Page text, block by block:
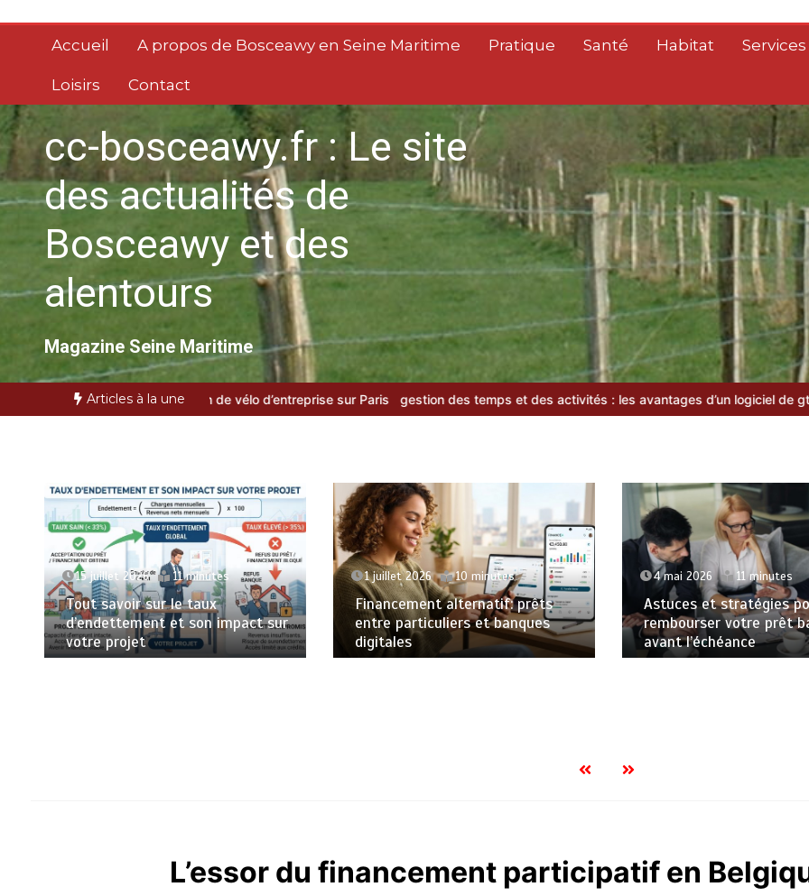
contenuAccueil A propos de Bosceawy en Seine Maritime Pratique Santé Habitat
Loisirs Contact
cc-bosceawy.fr : Le site
des actualités de
Bosceawy et des
alentours
Magazine Seine Maritime
Articles à la une
de location de vélo d’entreprise sur Paris gestion des temps et des activités : les avantages d’un logiciel de gta moderne Guide
15 juillet 2026 11 minutes
Tout savoir sur le taux
d’endettement et son impact sur
votre projet
1 juillet 2026 10 minutes
Financement alternatif: prêts
entre particuliers et banques
digitales
4 mai 2026 11 minutes
Astuces et stratégies
rembourser votre prêt
avant l’échéance
L’essor du financement participatif en